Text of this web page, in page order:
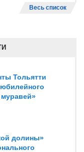
Весь список
Тольятти
долины»